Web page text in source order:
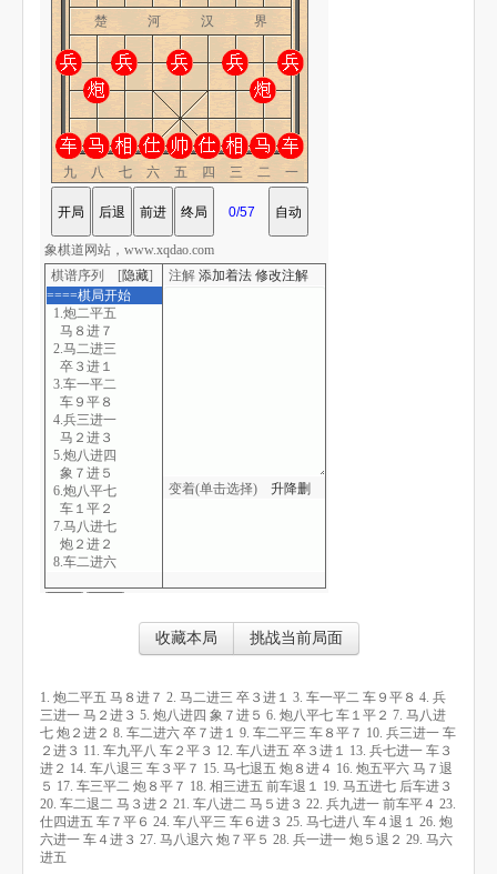
楚 河 汉 界
九八七六五四三二一
棋谱序列 [隐藏]
====棋局开始
1.炮二平五
马８进７
2.马二进三
卒３进１
3.车一平二
车９平８
4.兵三进一
马２进３
5.炮八进四
象７进５
6.炮八平七
车１平２
7.马八进七
炮２进２
8.车二进六
9.车二平三
12.车八进五
卒３进１
13.兵七进一
车３进２
14.车八退三
车３平７
15.马七退五
炮８进４
16.炮五平六
马７退５
注解 添加着法 修改注解
变着(单击选择) 升降删
象棋道网站，www.xqdao.com
收藏本局 挑战当前局面
1. 炮二平五 马８进７ 2. 马二进三 卒３进１ 3. 车一平二 车９平８ 4. 兵
三进一 马２进３ 5. 炮八进四 象７进５ 6. 炮八平七 车１平２ 7. 马八进
七 炮２进２ 8. 车二进六 卒７进１ 9. 车二平三 车８平７ 10. 兵三进一 车
２进３ 11. 车九平八 车２平３ 12. 车八进五 卒３进１ 13. 兵七进一 车３
进２ 14. 车八退三 车３平７ 15. 马七退五 炮８进４ 16. 炮五平六 马７退
５ 17. 车三平二 炮８平７ 18. 相三进五 前车退１ 19. 马五进七 后车进３
20. 车二退二 马３进２ 21. 车八进二 马５进３ 22. 兵九进一 前车平４ 23.
仕四进五 车７平６ 24. 车八平三 车６进３ 25. 马七进八 车４退１ 26. 炮
六进一 车４进３ 27. 马八退六 炮７平５ 28. 兵一进一 炮５退２ 29. 马六
进五